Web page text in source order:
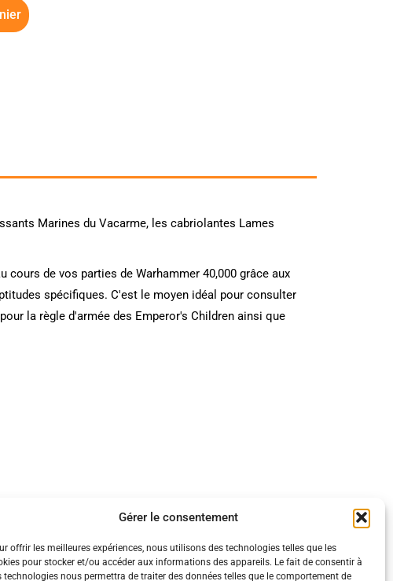
Gérer le consentement
offrir les meilleures expériences, nous utilisons des technologies telles que les
pour stocker et/ou accéder aux informations des appareils. Le fait de consentir à
technologies nous permettra de traiter des données telles que le comportement de
Marines du Vacarme, les cabriolantes Lames
de vos parties de Warhammer 40,000 grâce aux
spécifiques. C'est le moyen idéal pour consulter
la règle d'armée des Emperor's Children ainsi que
ces cartes.